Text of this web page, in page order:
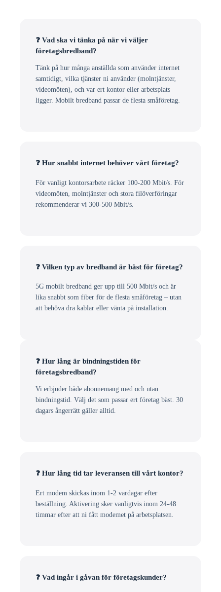
❓ Vad ska vi tänka på när vi väljer
företagsbredband?
Tänk på hur många anställda som använder internet
samtidigt, vilka tjänster ni använder (molntjänster,
videomöten), och var ert kontor eller arbetsplats
ligger. Mobilt bredband passar de flesta småföretag.
❓ Hur snabbt internet behöver vårt företag?
För vanligt kontorsarbete räcker 100-200 Mbit/s. För
videomöten, molntjänster och stora filöverföringar
rekommenderar vi 300-500 Mbit/s.
❓ Vilken typ av bredband är bäst för företag?
5G mobilt bredband ger upp till 500 Mbit/s och är
lika snabbt som fiber för de flesta småföretag – utan
att behöva dra kablar eller vänta på installation.
❓ Hur lång är bindningstiden för
företagsbredband?
Vi erbjuder både abonnemang med och utan
bindningstid. Välj det som passar ert företag bäst. 30
dagars ångerrätt gäller alltid.
❓ Hur lång tid tar leveransen till vårt kontor?
Ert modem skickas inom 1-2 vardagar efter
beställning. Aktivering sker vanligtvis inom 24-48
timmar efter att ni fått modemet på arbetsplatsen.
❓ Vad ingår i gåvan för företagskunder?